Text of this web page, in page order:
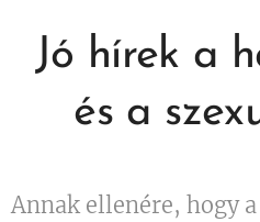
Jó hírek a
és a
Annak ellenére, hogy